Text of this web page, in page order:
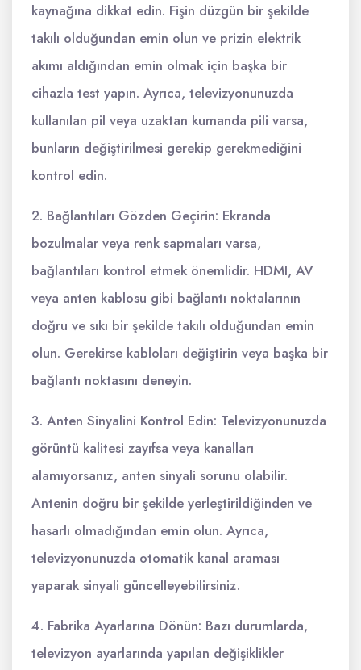
kaynağına dikkat edin. Fişin düzgün bir şekilde
takılı olduğundan emin olun ve prizin elektrik
akımı aldığından emin olmak için başka bir
cihazla test yapın. Ayrıca, televizyonunuzda
kullanılan pil veya uzaktan kumanda pili varsa,
bunların değiştirilmesi gerekip gerekmediğini
kontrol edin.
2. Bağlantıları Gözden Geçirin: Ekranda
bozulmalar veya renk sapmaları varsa,
bağlantıları kontrol etmek önemlidir. HDMI, AV
veya anten kablosu gibi bağlantı noktalarının
doğru ve sıkı bir şekilde takılı olduğundan emin
olun. Gerekirse kabloları değiştirin veya başka bir
bağlantı noktasını deneyin.
3. Anten Sinyalini Kontrol Edin: Televizyonunuzda
görüntü kalitesi zayıfsa veya kanalları
alamıyorsanız, anten sinyali sorunu olabilir.
Antenin doğru bir şekilde yerleştirildiğinden ve
hasarlı olmadığından emin olun. Ayrıca,
televizyonunuzda otomatik kanal araması
yaparak sinyali güncelleyebilirsiniz.
4. Fabrika Ayarlarına Dönün: Bazı durumlarda,
televizyon ayarlarında yapılan değişiklikler